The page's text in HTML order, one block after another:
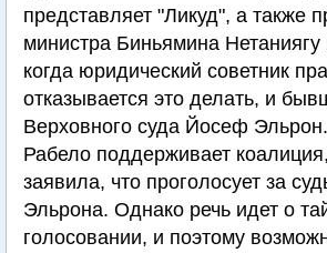
представляет "Ликуд", а также
министра Биньямина Нетаниягу
когда юридический советник
отказывается это делать, и
Верховного суда Йосеф
Рабело поддерживает
заявила, что проголосует за
Эльрона. Однако речь идет о
голосовании, и поэтому